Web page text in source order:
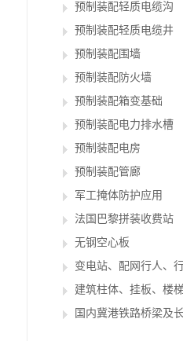
预制装配轻质电缆沟
预制装配轻质电缆井
预制装配围墙
预制装配防火墙
预制装配箱变基础
预制装配电力排水槽
预制装配电房
预制装配管廊
军工掩体防护应用
法国巴黎拼装收费站
无钢空心板
建筑柱体、挂板、楼